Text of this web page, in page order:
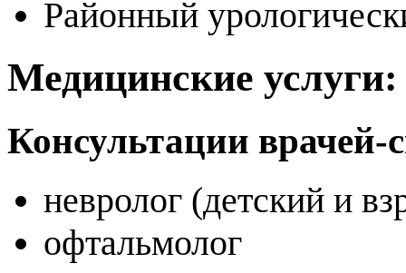
Районный
Медицинские
Консультации врачей-
невролог (детский и
офтальмолог